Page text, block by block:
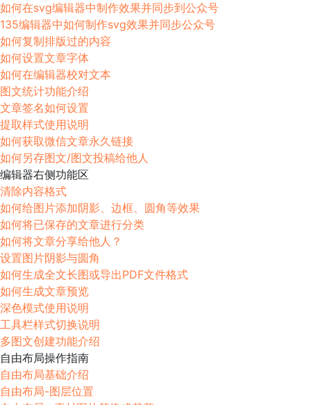
如何在svg编辑器中制作效果并同步到公众号
135编辑器中如何制作svg效果并同步公众号
如何复制排版过的内容
如何设置文章字体
如何在编辑器校对文本
图文统计功能介绍
文章签名如何设置
提取样式使用说明
如何获取微信文章永久链接
如何另存图文/图文投稿给他人
编辑器右侧功能区
清除内容格式
如何给图片添加阴影、边框、圆角等效果
如何将已保存的文章进行分类
如何将文章分享给他人？
设置图片阴影与圆角
如何生成全文长图或导出PDF文件格式
如何生成文章预览
深色模式使用说明
工具栏样式切换说明
多图文创建功能介绍
自由布局操作指南
自由布局基础介绍
自由布局-图层位置